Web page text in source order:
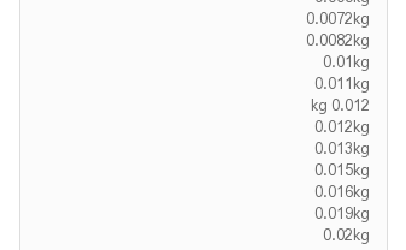
0.0072kg
0.0082kg
0.01kg
0.011kg
0.012 kg
0.012kg
0.013kg
0.015kg
0.016kg
0.019kg
0.02kg